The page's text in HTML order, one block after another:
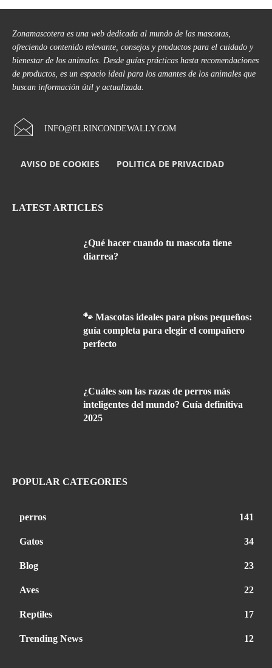
Zonamascotera es una web dedicada al mundo de las mascotas,
ofreciendo contenido relevante, consejos y productos para el cuidado y
bienestar de los animales. Desde guías prácticas hasta recomendaciones
de productos, es un espacio ideal para los amantes de los animales que
buscan información útil y actualizada.
INFO@ELRINCONDEWALLY.COM
AVISO DE COOKIES POLITICA DE PRIVACIDAD
LATEST ARTICLES
¿Qué hacer cuando tu mascota tiene
diarrea?
🐾 Mascotas ideales para pisos pequeños:
guía completa para elegir el compañero
perfecto
¿Cuáles son las razas de perros más
inteligentes del mundo? Guía definitiva
2025
POPULAR CATEGORIES
perros 141
Gatos 34
Blog 23
Aves 22
Reptiles 17
Trending News 12